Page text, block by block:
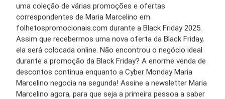
uma coleção de várias promoções e ofertas
correspondentes de Maria Marcelino em
folhetospromocionais.com durante a Black Friday 2025.
Assim que recebermos uma nova oferta da Black Friday,
ela será colocada online. Não encontrou o negócio ideal
durante a promoção da Black Friday? A enorme venda de
descontos continua enquanto a Cyber ​​Monday Maria
Marcelino negocia na segunda! Assine a newsletter Maria
Marcelino agora, para que seja a primeira pessoa a saber